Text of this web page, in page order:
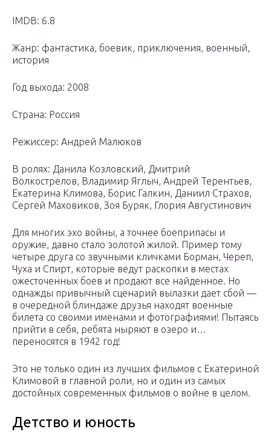
IMDB: 6.8
Жанр: фантастика, боевик, приключения, военный,
история
Год выхода: 2008
Страна: Россия
Режиссер: Андрей Малюков
В ролях: Данила Козловский, Дмитрий
Волкострелов, Владимир Яглыч, Андрей Терентьев,
Екатерина Климова, Борис Галкин, Даниил Страхов,
Сергей Маховиков, Зоя Буряк, Глория Августинович
Для многих эхо войны, а точнее боеприпасы и
оружие, давно стало золотой жилой. Пример тому
четыре друга со звучными кличками Борман, Череп,
Чуха и Спирт, которые ведут раскопки в местах
ожесточенных боев и продают все найденное. Но
однажды привычный сценарий вылазки дает сбой —
в очередной блиндаже друзья находят военные
билета со своими именами и фотографиями! Пытаясь
прийти в себя, ребята ныряют в озеро и…
переносятся в 1942 год!
Это не только один из лучших фильмов с Екатериной
Климовой в главной роли, но и один из самых
достойных современных фильмов о войне в целом.
Детство и юность